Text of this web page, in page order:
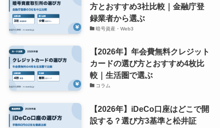
方とおすすめ3社比較｜金融庁登
録業者から選ぶ
暗号資産・Web3
【2026年】年会費無料クレジット
カードの選び方とおすすめ4枚比
較｜生活圏で選ぶ
コラム
【2026年】iDeCo口座はどこで開
設する？選び方3基準と松井証